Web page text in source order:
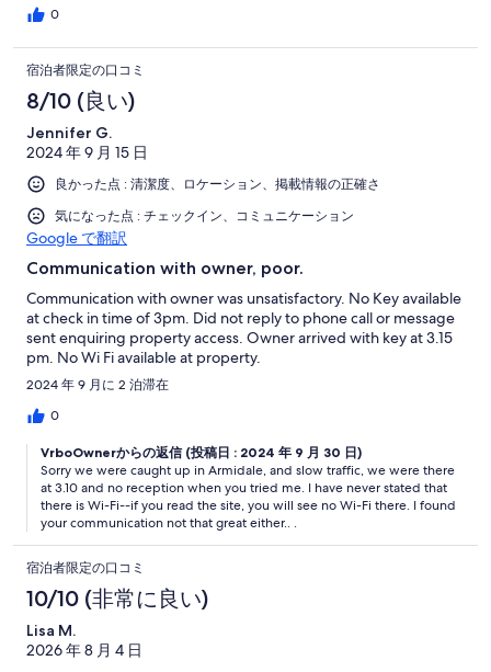
Vicki & Greg Goldcoast Qld.
0
宿泊者限定の口コミ
8/10 (良い)
Jennifer G.
2024 年 9 月 15 日
良かった点 : 清潔度、ロケーション、掲載情報の正確さ
気になった点 : チェックイン、コミュニケーション
Google で翻訳
Communication with owner, poor.
Communication with owner was unsatisfactory. No Key available
at check in time of 3pm. Did not reply to phone call or message
sent enquiring property access. Owner arrived with key at 3.15
pm. No Wi Fi available at property.
2024 年 9 月に 2 泊滞在
0
VrboOwnerからの返信 (投稿日 : 2024 年 9 月 30 日)
Sorry we were caught up in Armidale, and slow traffic, we were there
at 3.10 and no reception when you tried me. I have never stated that
there is Wi-Fi--if you read the site, you will see no Wi-Fi there. I found
your communication not that great either.. .
宿泊者限定の口コミ
10/10 (非常に良い)
Lisa M.
2026 年 8 月 4 日